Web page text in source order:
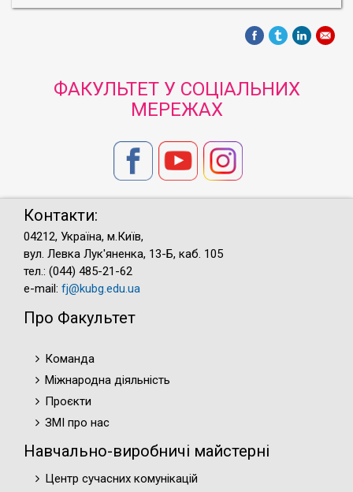
ФАКУЛЬТЕТ У СОЦІАЛЬНИХ
МЕРЕЖАХ
Контакти:
04212, Україна, м.Київ,
вул. Левка Лук'яненка, 13-Б, каб. 105
тел.: (044) 485-21-62
e-mail: fj@kubg.edu.ua
Про Факультет
Команда
Міжнародна діяльність
Проєкти
ЗМІ про нас
Навчально-виробничі майстерні
Центр сучасних комунікацій